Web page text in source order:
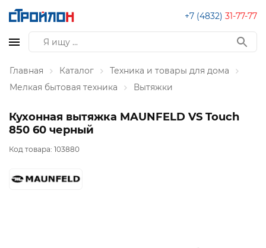
+7 (4832) 31-77-77
Главная Каталог
Техника и товары для дома
Мелкая бытовая техника
Вытяжки
Кухонная вытяжка MAUNFELD VS Touch
850 60 черный
Код товара: 103880